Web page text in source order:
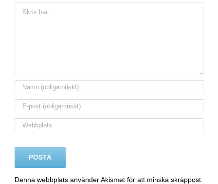
Denna webbplats använder Akismet för att minska skräppost.